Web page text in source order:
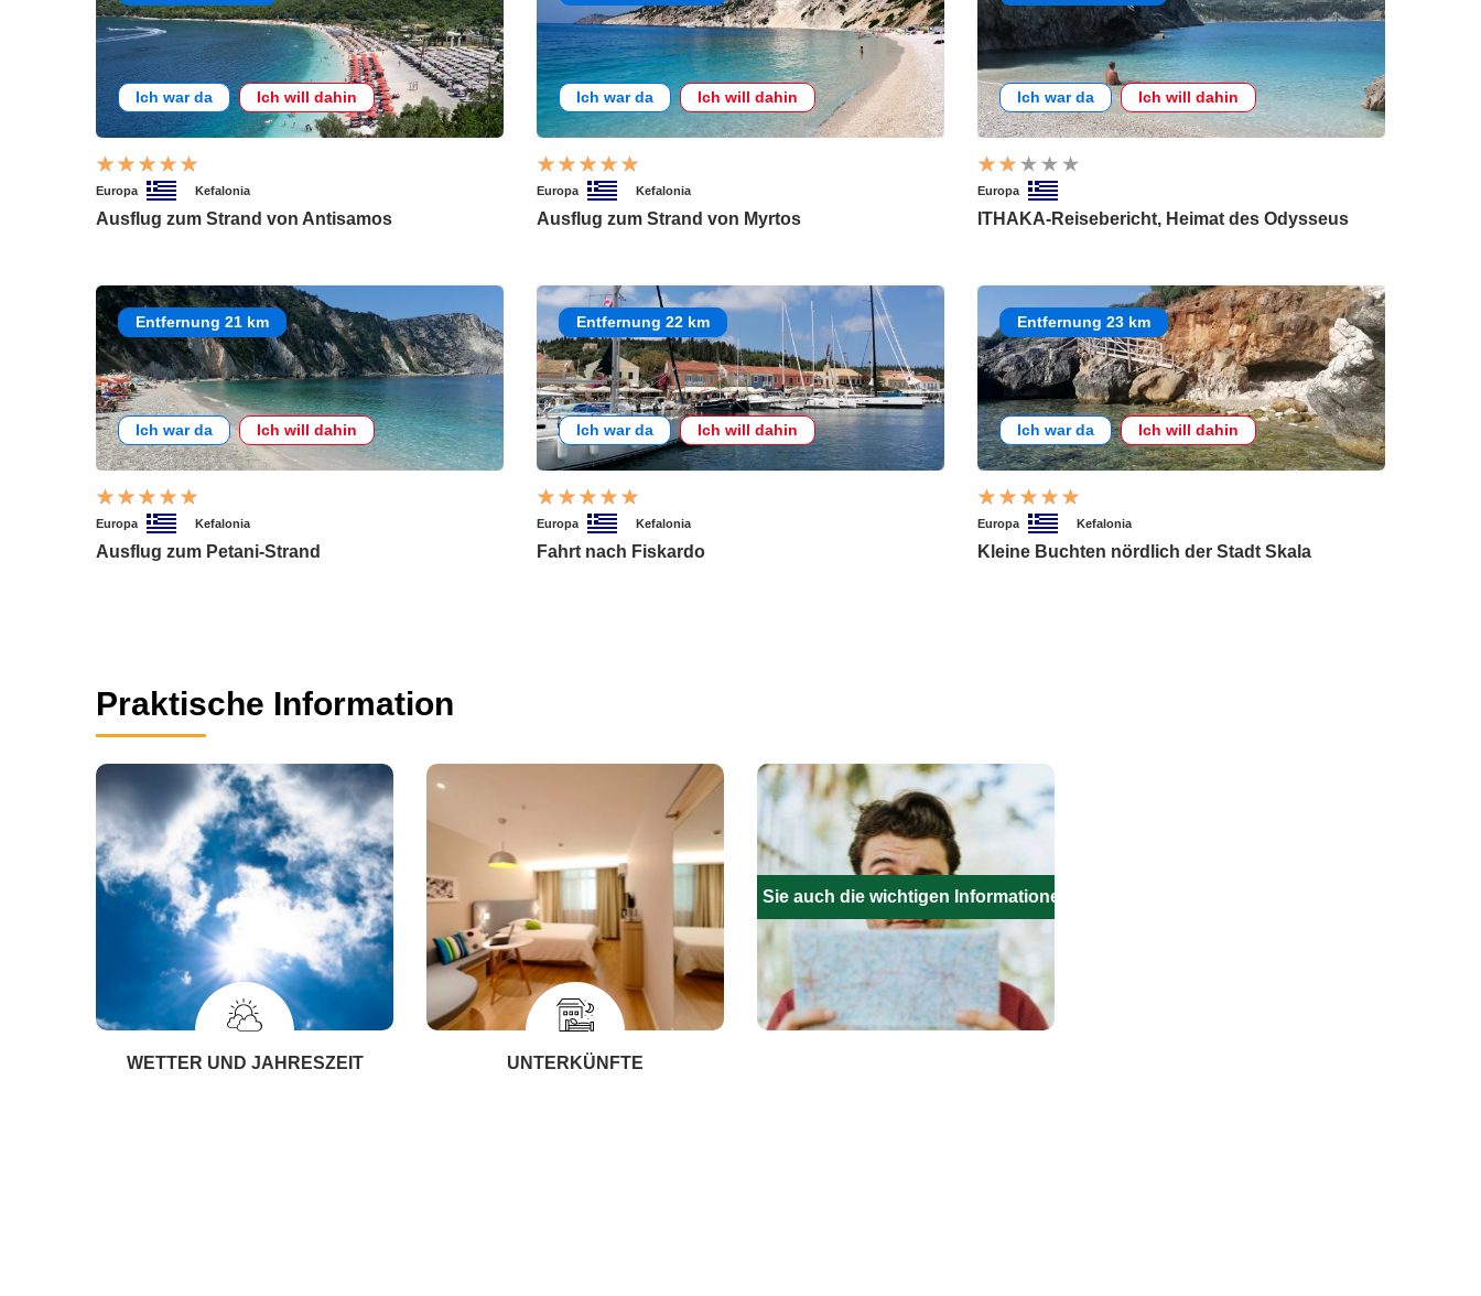
Ich war da Ich will dahin
Europa Kefalonia
Ausflug zum Strand von Antisamos
Ich war da Ich will dahin
Europa Kefalonia
Ausflug zum Strand von Myrtos
Ich war da Ich will dahin
Europa
ITHAKA-Reisebericht, Heimat des Odysseus
Entfernung 21 km
Ich war da Ich will dahin
Europa Kefalonia
Ausflug zum Petani-Strand
Entfernung 22 km
Ich war da Ich will dahin
Europa Kefalonia
Fahrt nach Fiskardo
Entfernung 23 km
Ich war da Ich will dahin
Europa Kefalonia
Kleine Buchten nördlich der Stadt Skala
Praktische Information
WETTER UND JAHRESZEIT UNTERKÜNFTE
Füllen Sie auch die wichtigen Informationen aus